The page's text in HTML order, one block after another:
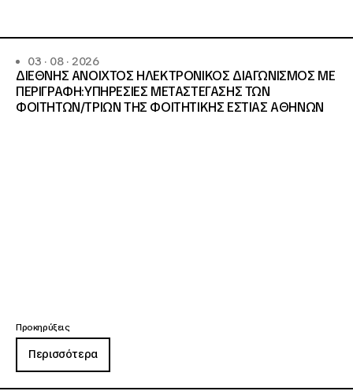
03 · 08 · 2026
ΔΙΕΘΝΗΣ ΑΝΟΙΧΤΟΣ ΗΛΕΚΤΡΟΝΙΚΟΣ ΔΙΑΓΩΝΙΣΜΟΣ ΜΕ
ΠΕΡΙΓΡΑΦΗ:ΥΠΗΡΕΣΙΕΣ METAΣΤΕΓΑΣΗΣ ΤΩΝ
ΦΟΙΤΗΤΩΝ/ΤΡΙΩΝ ΤΗΣ ΦΟΙΤΗΤΙΚΗΣ ΕΣΤΙΑΣ ΑΘΗΝΩΝ
Προκηρύξεις
Περισσότερα